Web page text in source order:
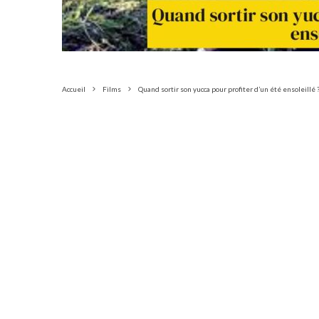
Accueil Films Quand sortir son yucca pour profiter d’un été ensoleillé ?